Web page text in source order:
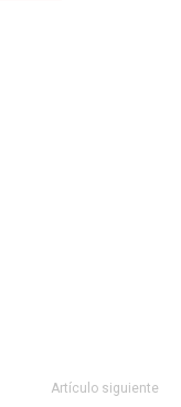
Artículo siguiente